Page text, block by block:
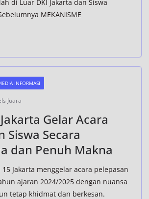
di Luar DKI Jakarta dan Siswa
MEKANISME
INFORMASI
Juara
Gelar Acara
Siswa Secara
dan Penuh Makna
Jakarta menggelar acara pelepasan
ajaran 2024/2025 dengan nuansa
tetap khidmat dan berkesan.